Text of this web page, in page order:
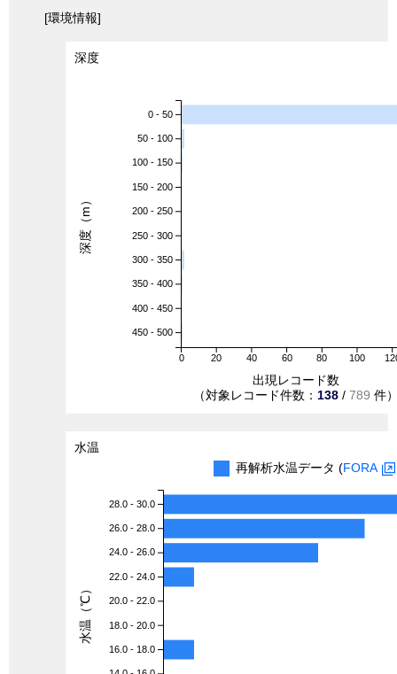
[環境情報]
深度
0 20 40 60 80 100
0 - 50
50 - 100
100 - 150
150 - 200
200 - 250
250 - 300
300 - 350
350 - 400
400 - 450
450 - 500
出現レコード数
（対象レコード件数： 138 / 789 件
深度（m）
水温
再解析水温データ (FORA
28.0 - 30.0
26.0 - 28.0
24.0 - 26.0
22.0 - 24.0
20.0 - 22.0
18.0 - 20.0
16.0 - 18.0
水温（℃）